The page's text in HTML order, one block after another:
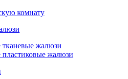
комнату
тканевые жалюзи
жалюзи